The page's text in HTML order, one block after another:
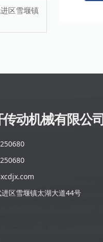
区雪堰镇
动机械有限公司
区雪堰镇太湖大道44号